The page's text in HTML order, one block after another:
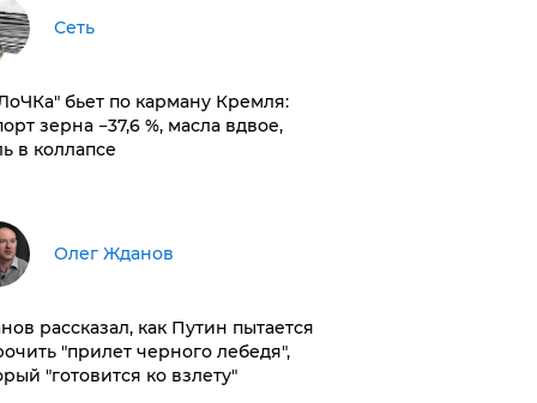
Сеть
бьет по карману Кремля:
зерна −37,6 %, масла вдвое,
в коллапсе
Олег Жданов
рассказал, как Путин пытается
"прилет черного лебедя",
"готовится ко взлету"